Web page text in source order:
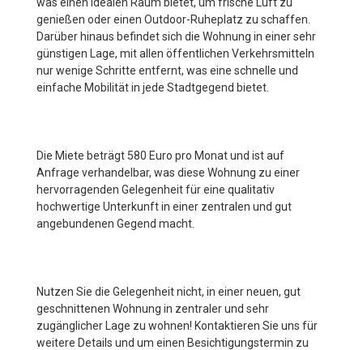
genießen oder einen Outdoor-Ruheplatz zu schaffen.
Darüber hinaus befindet sich die Wohnung in einer sehr
günstigen Lage, mit allen öffentlichen Verkehrsmitteln
nur wenige Schritte entfernt, was eine schnelle und
einfache Mobilität in jede Stadtgegend bietet.
Die Miete beträgt 580 Euro pro Monat und ist auf
Anfrage verhandelbar, was diese Wohnung zu einer
hervorragenden Gelegenheit für eine qualitativ
hochwertige Unterkunft in einer zentralen und gut
angebundenen Gegend macht.
Nutzen Sie die Gelegenheit nicht, in einer neuen, gut
geschnittenen Wohnung in zentraler und sehr
zugänglicher Lage zu wohnen! Kontaktieren Sie uns für
weitere Details und um einen Besichtigungstermin zu